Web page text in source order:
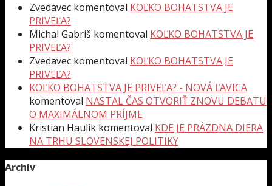
Zvedavec komentoval KOĽKO BOHATSTVA JE
PRIVEĽA?
Michal Gabriš komentoval KOĽKO BOHATSTVA JE
PRIVEĽA?
Zvedavec komentoval KOĽKO BOHATSTVA JE
PRIVEĽA?
KOĽKO BOHATSTVA JE PRIVEĽA? - NOVÁ ĽAVICA
komentoval NASTAL ČAS OTVORIŤ ZNOVU DEBATU
O MAXIMÁLNOM PRÍJME
Kristian Haulik komentoval KDE JE PRÁZDNA DIERA
NA TRHU SLOVENSKEJ POLITIKY
Archív